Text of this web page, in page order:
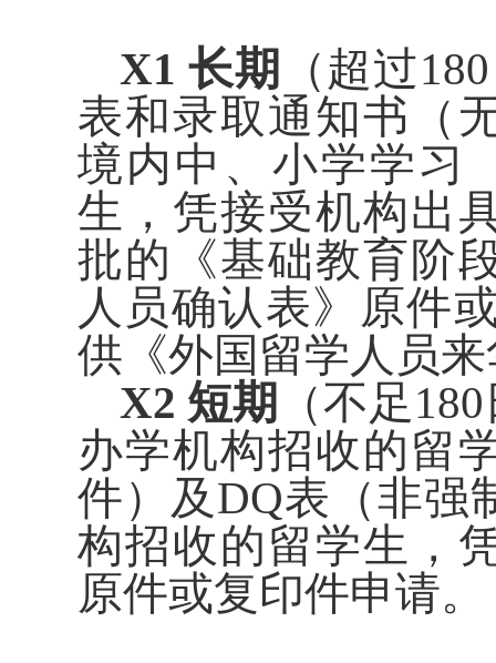
X1 长期
（超过
表和录取通知书（
境内中、小学学习
生，凭接受机构出
批的《基础教育阶
人员确认表》原件
供《外国留学人员
X2 短期
（不足
办学机构招收的留
件）及DQ表（非强
构招收的留学生，
原件或复印件申请。